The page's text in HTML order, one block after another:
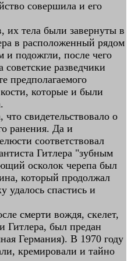
совершила и его
их тела были завернуты в
в расположенный рядом
и подожгли, после чего
разведчики
предполагаемого
которые и были
что свидетельствовало о
ранения. Да и
соответствовал
Гитлера "зубным
осколок черепа был
который продолжал
удалось спастись и
смерти вождя, скелет,
Гитлера, был предан
Германия). В 1970 году
кремировали и тайно